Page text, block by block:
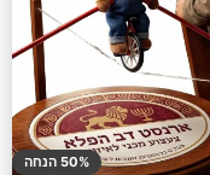
50% הנחה